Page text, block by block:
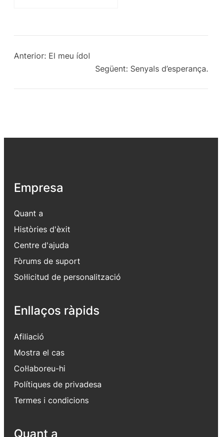
Anterior: El meu ídol
Següent: Senyals d’esperança.
Empresa
Quant a
Històries d'èxit
Centre d'ajuda
Fòrums de suport
Sol·licitud de personalització
Enllaços ràpids
Afiliació
Mostra el cas
Col·laboreu-hi
Polítiques de privadesa
Termes i condicions
Quant a